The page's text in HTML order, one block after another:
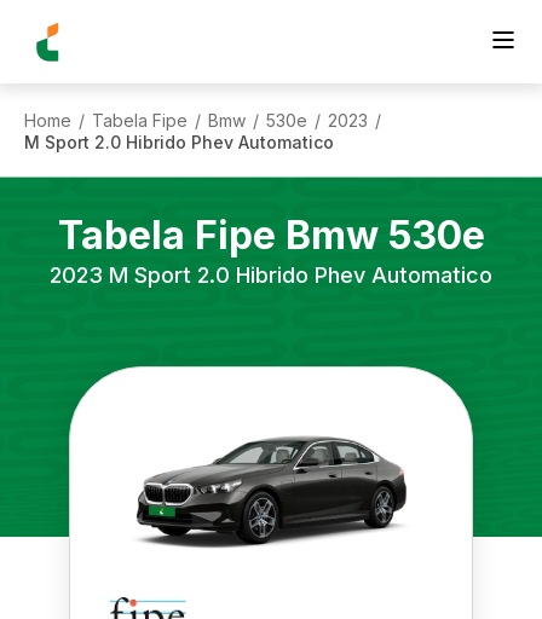
Home / Tabela Fipe / Bmw / 530e / 2023 /
M Sport 2.0 Hibrido Phev Automatico
Tabela Fipe Bmw 530e
2023 M Sport 2.0 Hibrido Phev Automatico